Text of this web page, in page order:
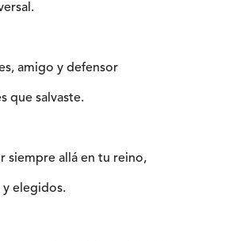
amigo y defensor
que salvaste.
siempre allá en tu reino,
y elegidos.